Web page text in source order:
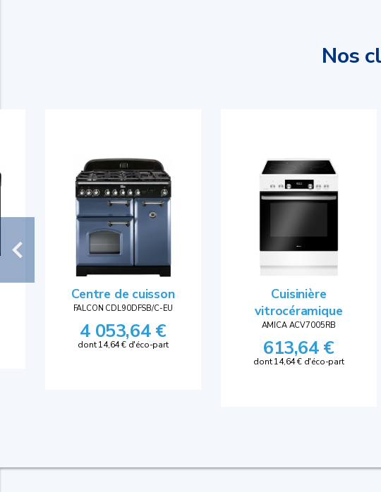
Nos
Centre de cuisson
FALCON CDL90DFSB/C-EU
4 053,64 €
dont 14,64 € d'éco-part
Cuisinière
vitrocéramique
AMICA ACV7005RB
613,64 €
dont 14,64 € d'éco-part